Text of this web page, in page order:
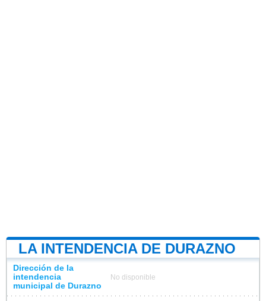
LA INTENDENCIA DE DURAZNO
Dirección de la
intendencia
municipal de Durazno
No disponible